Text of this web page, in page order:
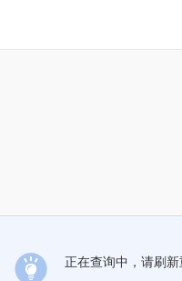
正在查询中，请刷新